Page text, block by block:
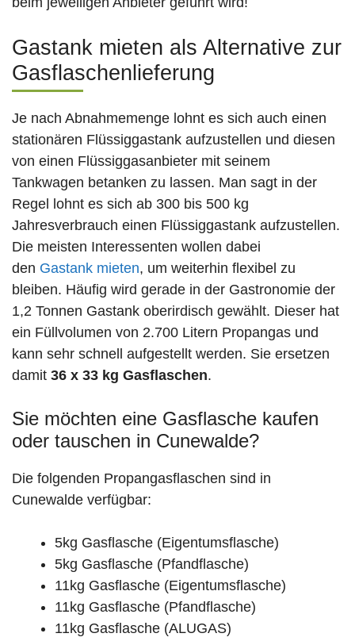
Gastank mieten als Alternative zur
Gasflaschenlieferung
Je nach Abnahmemenge lohnt es sich auch einen
stationären Flüssiggastank aufzustellen und diesen
von einen Flüssiggasanbieter mit seinem
Tankwagen betanken zu lassen. Man sagt in der
Regel lohnt es sich ab 300 bis 500 kg
Jahresverbrauch einen Flüssiggastank aufzustellen.
Die meisten Interessenten wollen dabei
den Gastank mieten, um weiterhin flexibel zu
bleiben. Häufig wird gerade in der Gastronomie der
1,2 Tonnen Gastank oberirdisch gewählt. Dieser hat
ein Füllvolumen von 2.700 Litern Propangas und
kann sehr schnell aufgestellt werden. Sie ersetzen
damit 36 x 33 kg Gasflaschen.
Sie möchten eine Gasflasche kaufen
oder tauschen in Cunewalde?
Die folgenden Propangasflaschen sind in
Cunewalde verfügbar:
5kg Gasflasche (Eigentumsflasche)
5kg Gasflasche (Pfandflasche)
11kg Gasflasche (Eigentumsflasche)
11kg Gasflasche (Pfandflasche)
11kg Gasflasche (ALUGAS)